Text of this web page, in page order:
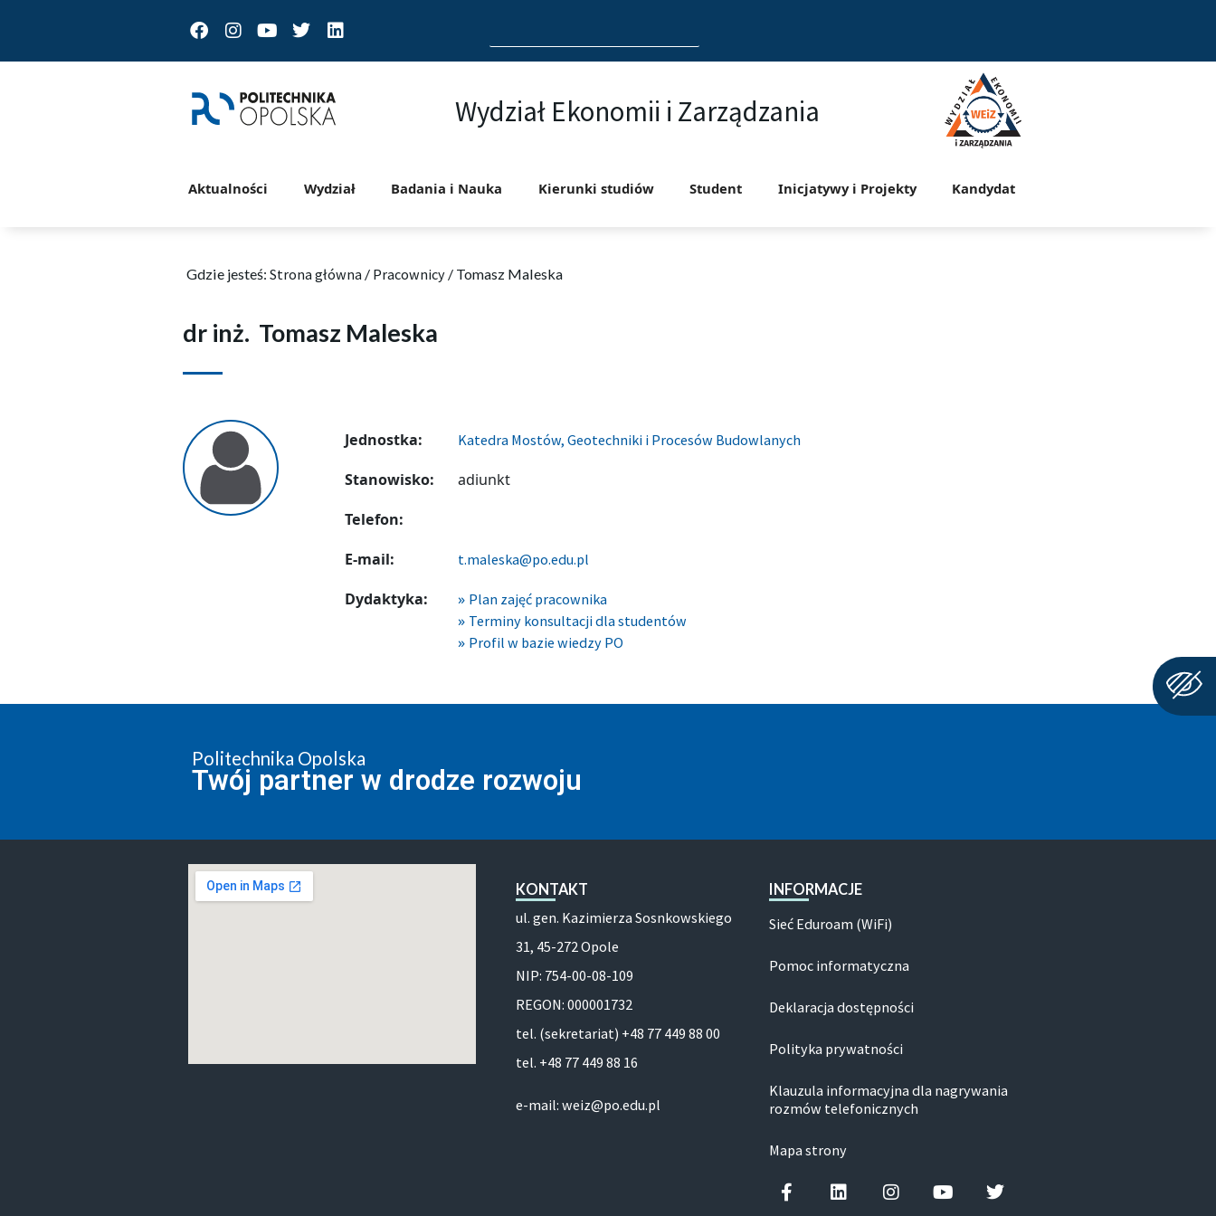
FacebookInstagram
Youtube
TwitterLinkedin
for:
Wydział Ekonomii i Zarządzania
Aktualności Wydział Badania i Nauka Kierunki studiów Student Inicjatywy i Projekty Kandydat
Gdzie jesteś: Strona główna / Pracownicy/ Tomasz Maleska
dr inż. Tomasz Maleska
Jednostka: Katedra Mostów, Geotechniki i Procesów Budowlanych
Stanowisko:
adiunkt
Telefon:
E-mail:
t.maleska@po.edu.pl
Dydaktyka:
Plan zajęć pracownika
Terminy konsultacji dla studentów
Profil w bazie wiedzy PO
Politechnika Opolska
Twój partner w drodze rozwoju
KONTAKT
ul. gen. Kazimierza Sosnkowskiego
31, 45-272 Opole
NIP: 754-00-08-109
REGON: 000001732
tel. (sekretariat) +48 77 449 88 00
tel. +48 77 449 88 16
e-mail: weiz@po.edu.pl
INFORMACJE
Sieć Eduroam (WiFi)
Pomoc informatyczna
Deklaracja dostępności
Polityka prywatności
Klauzula informacyjna dla nagrywania
rozmów telefonicznych
Mapa strony
Facebook-fLinkedinInstagramYoutubeTwitter